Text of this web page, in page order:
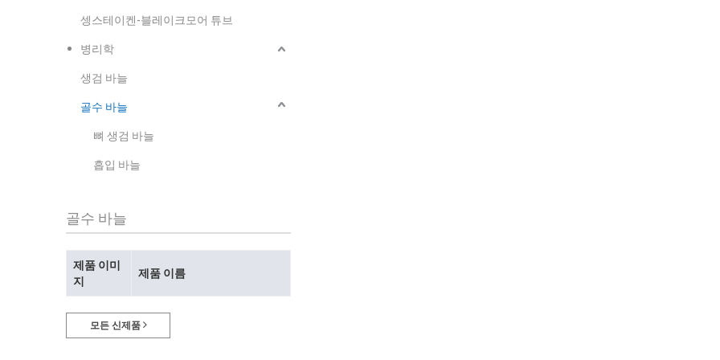
셍스테이켄-블레이크모어 튜브
병리학
생검 바늘
골수 바늘
뼈 생검 바늘
흡입 바늘
골수 바늘
제품 이미
지
제품 이름
모든 신제품